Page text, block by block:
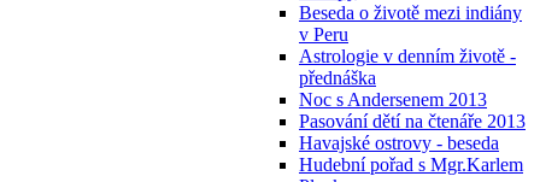
Beseda o životě mezi indiány
v Peru
Astrologie v denním životě -
přednáška
Noc s Andersenem 2013
Pasování dětí na čtenáře 2013
Havajské ostrovy - beseda
Hudební pořad s Mgr.Karlem